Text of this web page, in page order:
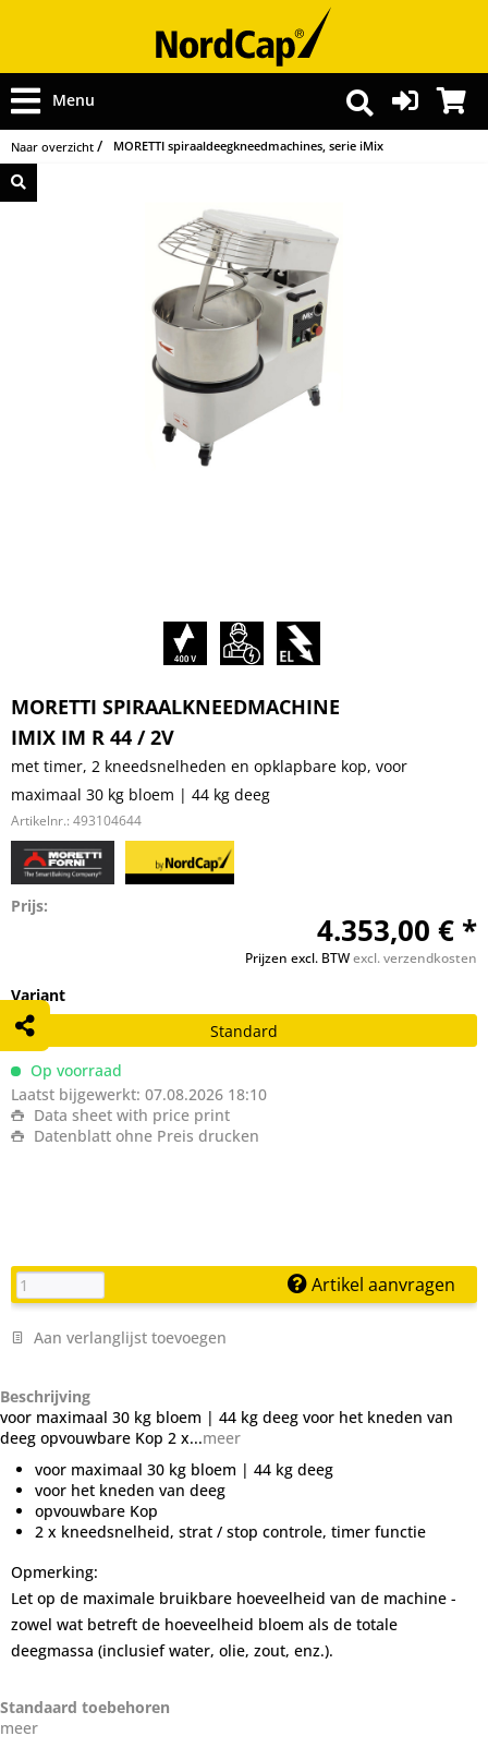
Menu
Naar overzicht MORETTI spiraaldeegkneedmachines, serie iMix
MORETTI SPIRAALKNEEDMACHINE
IMIX IM R 44 / 2V
met timer, 2 kneedsnelheden en opklapbare kop, voor
maximaal 30 kg bloem | 44 kg deeg
Artikelnr.: 493104644
Prijs:
4.353,00 € *
Prijzen excl. BTWexcl. verzendkosten
Variant
Standard
Op voorraad
Laatst bijgewerkt: 07.08.2026 18:10
Data sheet with price print
Datenblatt ohne Preis drucken
Artikel aanvragen
Aan verlanglijst toevoegen
Beschrijving
voor maximaal 30 kg bloem | 44 kg deeg voor het kneden van
deeg opvouwbare Kop 2 x...meer
voor maximaal 30 kg bloem | 44 kg deeg
voor het kneden van deeg
opvouwbare Kop
2 x kneedsnelheid, strat / stop controle, timer functie
Opmerking:
Let op de maximale bruikbare hoeveelheid van de machine -
zowel wat betreft de hoeveelheid bloem als de totale
deegmassa (inclusief water, olie, zout, enz.).
Standaard toebehoren
meer